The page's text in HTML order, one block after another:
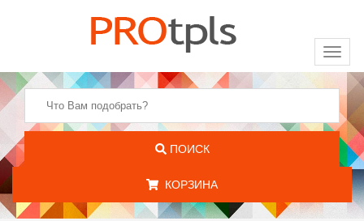
ПОИСК
КОРЗИНА